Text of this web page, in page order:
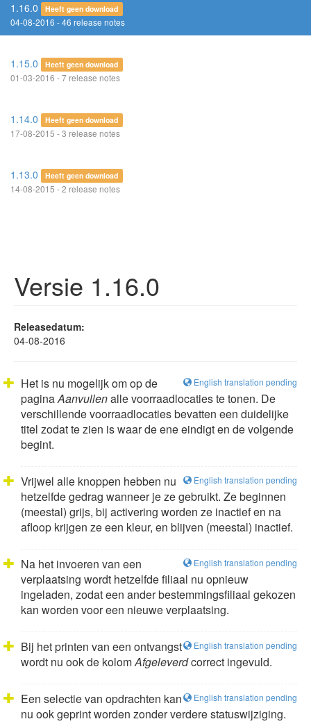
1.16.0 Heeft geen download
04-08-2016 - 46 release notes
1.15.0 Heeft geen download
01-03-2016 - 7 release notes
1.14.0 Heeft geen download
17-08-2015 - 3 release notes
1.13.0 Heeft geen download
14-08-2015 - 2 release notes
Versie 1.16.0
Releasedatum:
04-08-2016
English translation pending
Het is nu mogelijk om op de
paginaAanvullenalle voorraadlocaties te tonen. De
verschillende voorraadlocaties bevatten een duidelijke
titel zodat te zien is waar de ene eindigt en de volgende
begint.
English translation pending
Vrijwel alle knoppen hebben nu
hetzelfde gedrag wanneer je ze gebruikt. Ze beginnen
(meestal) grijs, bij activering worden ze inactief en na
afloop krijgen ze een kleur, en blijven (meestal) inactief.
English translation pending
Na het invoeren van een
verplaatsing wordt hetzelfde filiaal nu opnieuw
ingeladen, zodat een ander bestemmingsfiliaal gekozen
kan worden voor een nieuwe verplaatsing.
English translation pending
Bij het printen van een ontvangst
wordt nu ook de kolomAfgeleverdcorrect ingevuld.
English translation pending
Een selectie van opdrachten kan
nu ook geprint worden zonder verdere statuswijziging.